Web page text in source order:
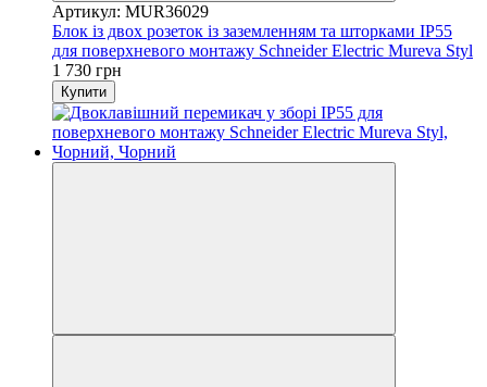
Артикул: MUR36029
Блок із двох розеток із заземленням та шторками IP55
для поверхневого монтажу Schneider Electric Mureva Styl
1 730 грн
Купити